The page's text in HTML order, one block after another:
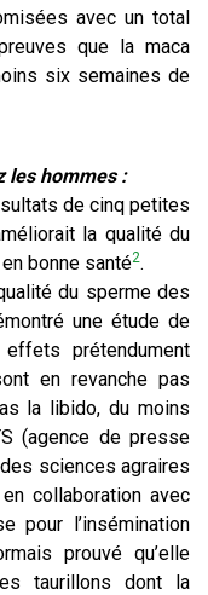
avec un total
que la maca
six semaines de
les hommes :
de cinq petites
la qualité du
bonne santé2.
du sperme des
une étude de
prétendument
en revanche pas
la libido, du moins
(agence de presse
sciences agraires
collaboration avec
pour l’insémination
prouvé qu’elle
taurillons dont la